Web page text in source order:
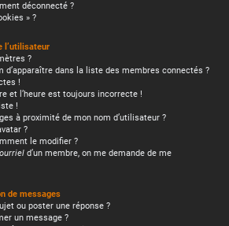
déconnecté ?
» ?
l’utilisateur
?
d’apparaître dans la liste des membres connectés ?
!
et l’heure est toujours incorrecte !
!
à proximité de mon nom d’utilisateur ?
?
le modifier ?
d’un membre, on me demande de me
de messages
ou poster une réponse ?
un message ?